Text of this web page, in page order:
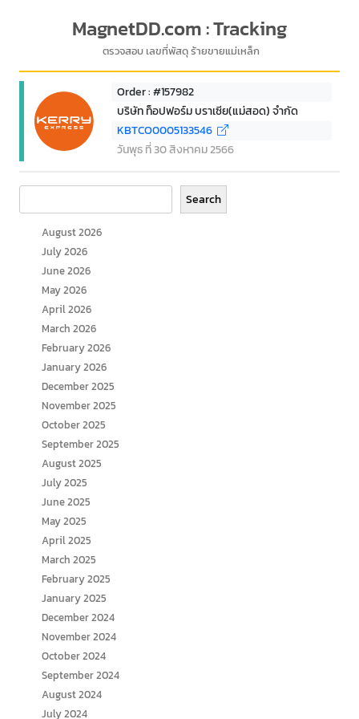
MagnetDD.com : Tracking
ตรวจสอบ เลขที่พัสดุ ร้ายขายแม่เหล็ก
Order : #157982
บริษัท ท็อปฟอร์ม บราเซีย(แม่สอด) จำกัด
KBTCO0005133546
วันพุธ ที่ 30 สิงหาคม 2566
Search
August 2026
July 2026
June 2026
May 2026
April 2026
March 2026
February 2026
January 2026
December 2025
November 2025
October 2025
September 2025
August 2025
July 2025
June 2025
May 2025
April 2025
March 2025
February 2025
January 2025
December 2024
November 2024
October 2024
September 2024
August 2024
July 2024